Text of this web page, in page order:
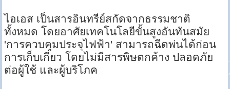
ไอเอส เป็นสารอินทรีย์สกัดจากธรรมชาติ
ทั้งหมด โดยอาศัยเทคโนโลยีขั้นสูงอันทันสมัย
'การควบคุมประจุไฟฟ้า' สามารถฉีดพ่นได้ก่อน
การเก็บเกี่ยว โดยไม่มีสารพิษตกค้าง ปลอดภัย
ต่อผู้ใช้ และผู้บริโภค